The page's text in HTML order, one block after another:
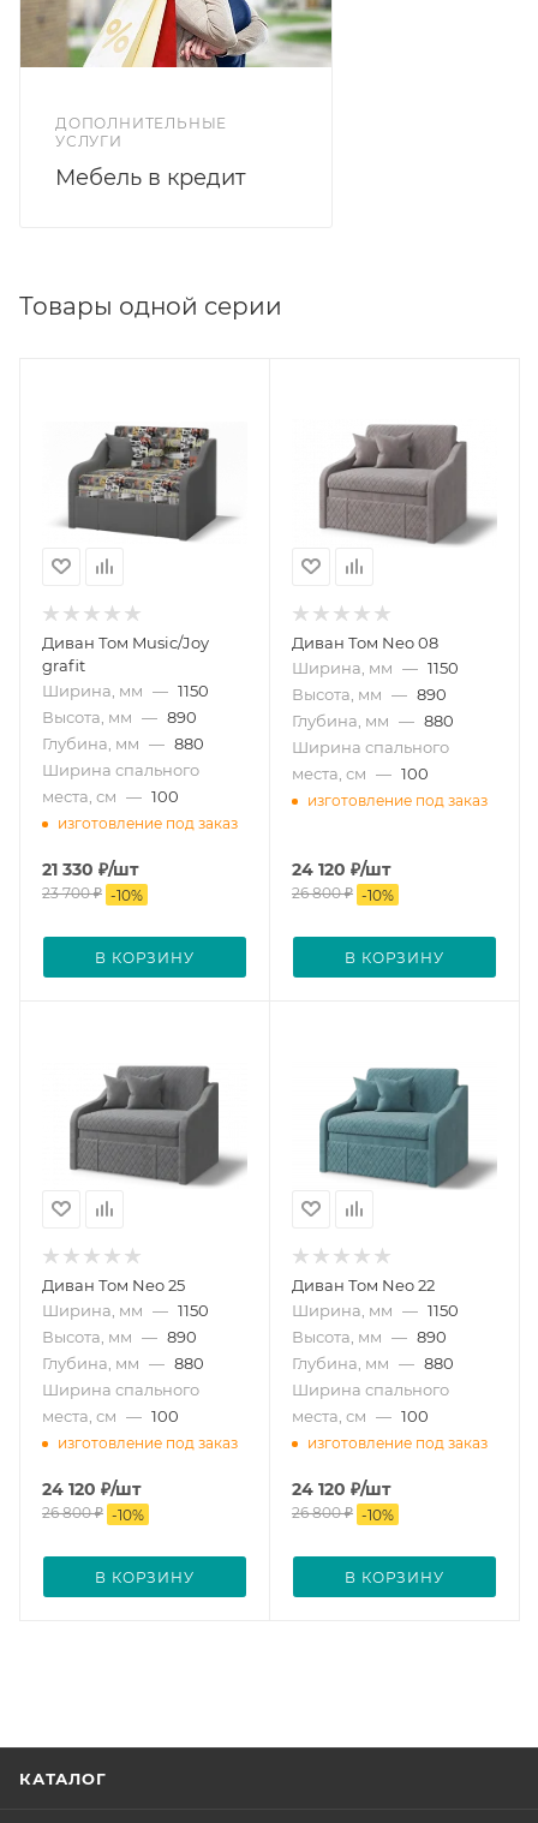
ДОПОЛНИТЕЛЬНЫЕ
УСЛУГИ
Мебель в кредит
Товары одной серии
Диван Том Music/Joy
grafit
Ширина, мм — 1150
Высота, мм — 890
Глубина, мм — 880
Ширина спального
места, см — 100
изготовление под заказ
21 330 ₽/шт
23 700₽ -10%
В КОРЗИНУ
Диван Том Neo 08
Ширина, мм — 1150
Высота, мм — 890
Глубина, мм — 880
Ширина спального
места, см — 100
изготовление под заказ
24 120 ₽/шт
26 800₽ -10%
В КОРЗИНУ
Диван Том Neo 25
Ширина, мм — 1150
Высота, мм — 890
Глубина, мм — 880
Ширина спального
места, см — 100
изготовление под заказ
24 120 ₽/шт
26 800₽ -10%
В КОРЗИНУ
Диван Том Neo 22
Ширина, мм — 1150
Высота, мм — 890
Глубина, мм — 880
Ширина спального
места, см — 100
изготовление под заказ
24 120 ₽/шт
26 800₽ -10%
В КОРЗИНУ
КАТАЛОГ